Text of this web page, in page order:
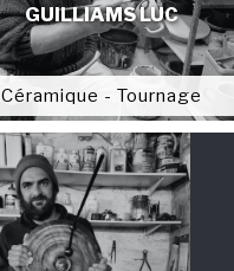
GUILLIAMS LUC
Céramique - Tournage